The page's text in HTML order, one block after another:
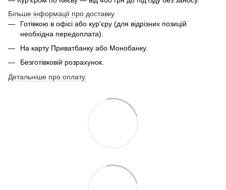
Більше інформації про доставку
Готівкою в офісі або кур'єру (для відрізних позицій
необхідна передоплата).
На карту Приватбанку або Монобанку.
Безготівковій розрахунок.
Детальніше про оплату.